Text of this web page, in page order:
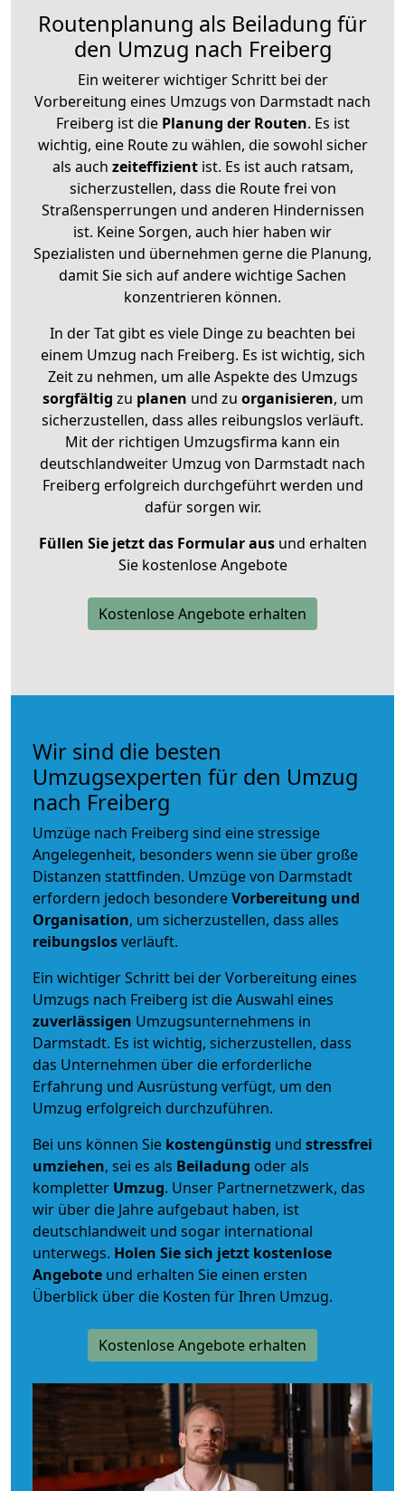
Routenplanung als Beiladung für
den Umzug nach Freiberg
Ein weiterer wichtiger Schritt bei der
Vorbereitung eines Umzugs von Darmstadt nach
Freiberg ist diePlanung der Routen. Es ist
wichtig, eine Route zu wählen, die sowohl sicher
als auch zeiteffizientist. Es ist auch ratsam,
sicherzustellen, dass die Route frei von
Straßensperrungen und anderen Hindernissen
ist. Keine Sorgen, auch hier haben wir
Spezialisten und übernehmen gerne die Planung,
damit Sie sich auf andere wichtige Sachen
konzentrieren können.
In der Tat gibt es viele Dinge zu beachten bei
einem Umzug nach Freiberg. Es ist wichtig, sich
Zeit zu nehmen, um alle Aspekte des Umzugs
sorgfältig zu planen und zu organisieren, um
sicherzustellen, dass alles reibungslos verläuft.
Mit der richtigen Umzugsfirma kann ein
deutschlandweiter Umzug von Darmstadt nach
Freiberg erfolgreich durchgeführt werden und
dafür sorgen wir.
Füllen Sie jetzt das Formular ausund erhalten
Sie kostenlose Angebote
Kostenlose Angebote erhalten
Wir sind die besten
Umzugsexperten für den Umzug
nach Freiberg
Umzüge nach Freiberg sind eine stressige
Angelegenheit, besonders wenn sie über große
Distanzen stattfinden. Umzüge von Darmstadt
erfordern jedoch besondereVorbereitung und
Organisation, um sicherzustellen, dass alles
reibungslosverläuft.
Ein wichtiger Schritt bei der Vorbereitung eines
Umzugs nach Freiberg ist die Auswahl eines
zuverlässigen Umzugsunternehmens in
Darmstadt. Es ist wichtig, sicherzustellen, dass
das Unternehmen über die erforderliche
Erfahrung und Ausrüstung verfügt, um den
Umzug erfolgreich durchzuführen.
Bei uns können Sie kostengünstig und stressfrei
umziehen, sei es als Beiladung oder als
kompletter Umzug. Unser Partnernetzwerk, das
wir über die Jahre aufgebaut haben, ist
deutschlandweit und sogar international
unterwegs. Holen Sie sich jetzt kostenlose
Angebote und erhalten Sie einen ersten
Überblick über die Kosten für Ihren Umzug.
Kostenlose Angebote erhalten